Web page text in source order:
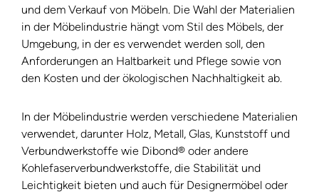
und dem Verkauf von Möbeln. Die Wahl der Materialien
in der Möbelindustrie hängt vom Stil des Möbels, der
Umgebung, in der es verwendet werden soll, den
Anforderungen an Haltbarkeit und Pflege sowie von
den Kosten und der ökologischen Nachhaltigkeit ab.
In der Möbelindustrie werden verschiedene Materialien
verwendet, darunter Holz, Metall, Glas, Kunststoff und
Verbundwerkstoffe wie Dibond® oder andere
Kohlefaserverbundwerkstoffe, die Stabilität und
Leichtigkeit bieten und auch für Designermöbel oder